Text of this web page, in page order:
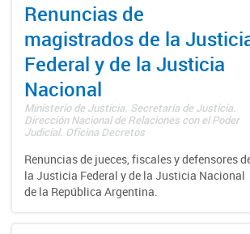
Renuncias de
magistrados de la
Federal y de la Justicia
Nacional
Ministerio de Justicia. Secretaría de Justicia.
Dirección Nacional de Relaciones con el Poder
Judicial. Oficina Decretos
Renuncias de jueces, fiscales y defensores
la Justicia Federal y de la Justicia Nacional
de la República Argentina.